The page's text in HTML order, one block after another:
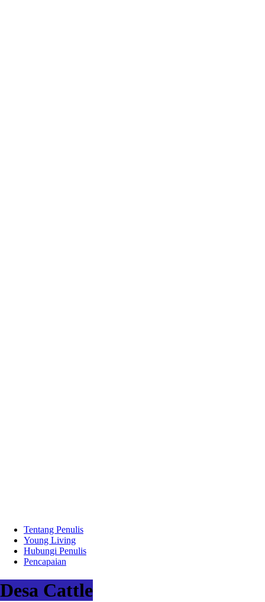
Tentang Penulis
Young Living
Hubungi Penulis
Pencapaian
Desa Cattle